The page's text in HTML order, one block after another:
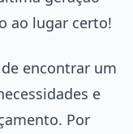
ao lugar certo!
encontrar um
e
Por